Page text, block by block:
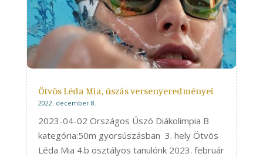
Ötvös Léda Mia, úszás versenyeredményei
2022. december 8.
2023-04-02 Országos Úszó Diákolimpia B
kategória:50m gyorsúszásban 3. hely Ötvös
Léda Mia 4.b osztályos tanulónk 2023. február